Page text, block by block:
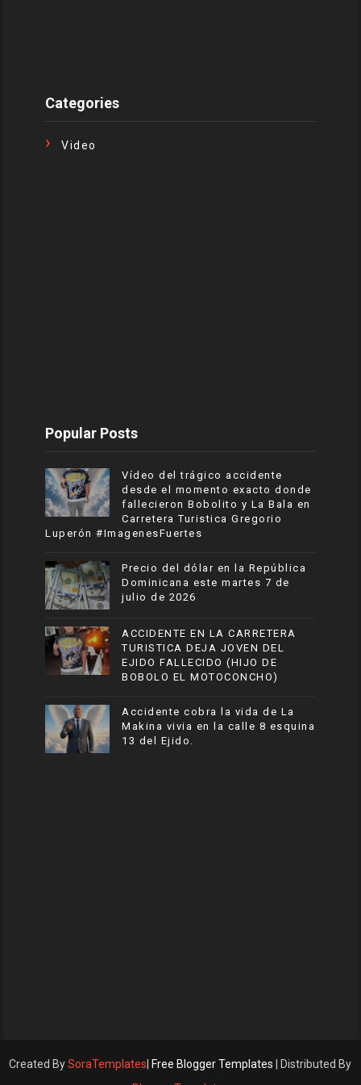
Categories
Video
Popular Posts
Vídeo del trágico accidente
desde el momento exacto donde
fallecieron Bobolito y La Bala en
Carretera Turistica Gregorio
Luperón #ImagenesFuertes
Precio del dólar en la República
Dominicana este martes 7 de
julio de 2026
ACCIDENTE EN LA CARRETERA
TURISTICA DEJA JOVEN DEL
EJIDO FALLECIDO (HIJO DE
BOBOLO EL MOTOCONCHO)
Accidente cobra la vida de La
Makina vivia en la calle 8 esquina
13 del Ejido.
Created BySoraTemplates Free Blogger Templates | Distributed By